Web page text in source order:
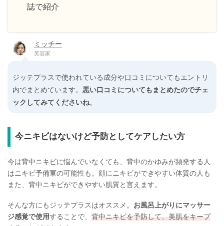
誌で紹介
ミッチー
美容家
ジッテプラスで使われている成分や口コミについてもエントリ
内でまとめています。 悪い口コミについてもまとめたのでチェ
ックしてみてくださいね。
今ニキビはないけど予防としてケアしたい方
今は背中ニキビに悩んでいなくても、背中のかゆみが頻発する人
はニキビ予備軍の可能性も。顔にニキビができやすい体質の人も
また、背中ニキビができやすい肌質と言えます。
そんな方にもジッテプラスはオススメ。 お風呂上がりにマッサー
ジ感覚で使用することで、 背中ニキビを予防して、美肌をキープ